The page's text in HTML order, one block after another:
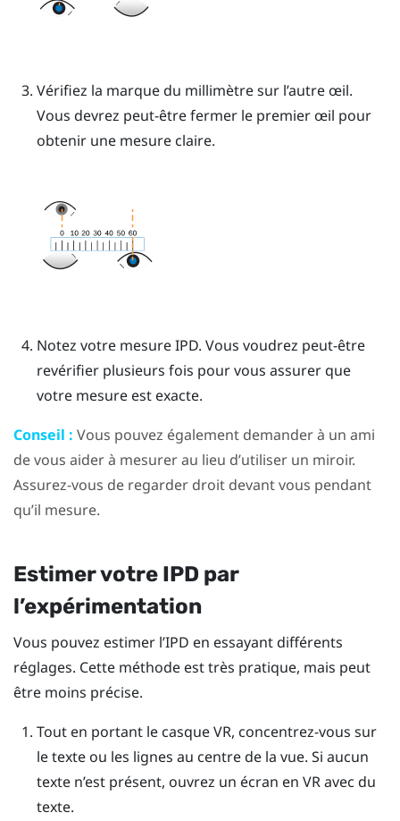
Vérifiez la marque du millimètre sur l’autre œil.
Vous devrez peut-être fermer le premier œil pour
obtenir une mesure claire.
Notez votre mesure IPD. Vous voudrez peut-être
revérifier plusieurs fois pour vous assurer que
votre mesure est exacte.
Conseil : Vous pouvez également demander à un ami
de vous aider à mesurer au lieu d’utiliser un miroir.
Assurez-vous de regarder droit devant vous pendant
qu’il mesure.
Estimer votre IPD par
l’expérimentation
Vous pouvez estimer l’IPD en essayant différents
réglages. Cette méthode est très pratique, mais peut
être moins précise.
Tout en portant le casque VR, concentrez-vous sur
le texte ou les lignes au centre de la vue. Si aucun
texte n’est présent, ouvrez un écran en VR avec du
texte.